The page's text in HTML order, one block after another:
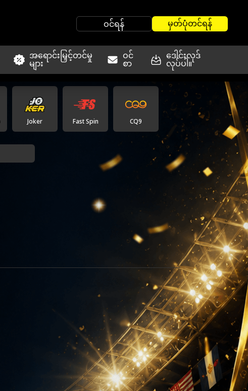
ဝင်ရန် မှတ်ပုံတင်ရန်
အရောင်းမြှင့်တင်မှု
များ
ဝင်
စာ
ဒေါင်းလုဒ်
လုပ်ပါ။
Joker Fast Spin CQ9